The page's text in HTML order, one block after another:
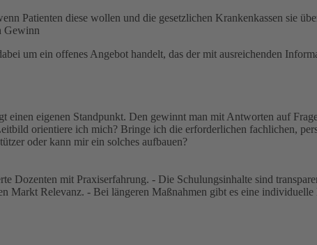
Patienten diese wollen und die gesetzlichen Krankenkassen sie
Gewinn
um ein offenes Angebot handelt, das der mit ausreichenden
eigenen Standpunkt. Den gewinnt man mit Antworten auf
orientiere ich mich? Bringe ich die erforderlichen fachlichen,
oder kann mir ein solches aufbauen?
mit Praxiserfahrung. - Die Schulungsinhalte sind
Relevanz. - Bei längeren Maßnahmen gibt es eine